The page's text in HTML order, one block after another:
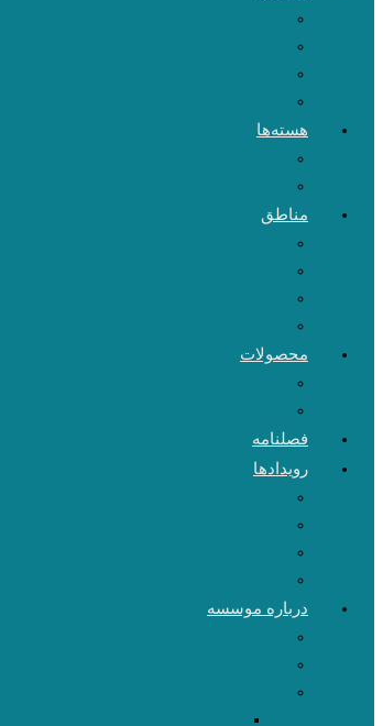
هسته‌ها
مناطق
محصولات
فصلنامه
رویدادها
درباره موسسه